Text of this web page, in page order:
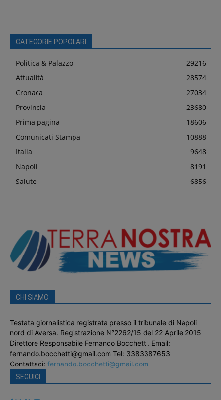
CATEGORIE POPOLARI
Politica & Palazzo
29216
Attualità
28574
Cronaca
27034
Provincia
23680
Prima pagina
18606
Comunicati Stampa
10888
Italia
9648
Napoli
8191
Salute
6856
CHI SIAMO
Testata giornalistica registrata presso il tribunale di Napoli
nord di Aversa. Registrazione N°2262/15 del 22 Aprile 2015
Direttore Responsabile Fernando Bocchetti. Email:
fernando.bocchetti@gmail.com Tel: 3383387653
Contattaci: fernando.bocchetti@gmail.com
SEGUICI